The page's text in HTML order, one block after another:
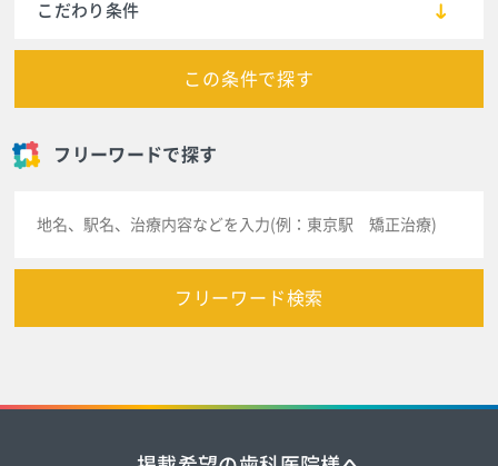
こだわり条件
この条件で探す
フリーワードで探す
フリーワード検索